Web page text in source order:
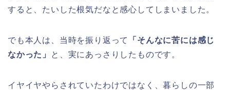
すると、たいした根気だなと感心してしまいました。
でも本人は、当時を振り返って
「そんなに苦には感じ
なかった」
と、実にあっさりしたものです。
イヤイヤやらされていたわけではなく、暮らしの一部